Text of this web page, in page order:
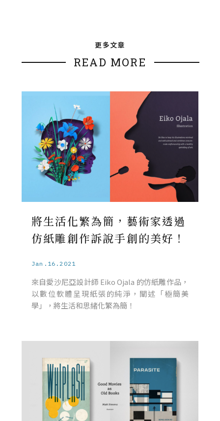
更多文章
READ MORE
將生活化繁為簡，藝術家透過
仿紙雕創作訴說手創的美好！
Jan.16.2021
來自愛沙尼亞設計師 Eiko Ojala 的仿紙雕作品，
以數位軟體呈現紙張的純淨，闡述「極簡美
學」，將生活和思緒化繁為簡！